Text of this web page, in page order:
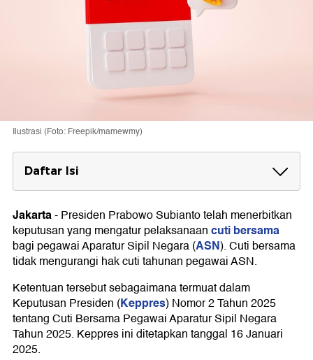
Ilustrasi (Foto: Freepik/mamewmy)
Daftar Isi
Isi Keppres Nomor 2 Tahun 2025
Link Unduh dan Lampiran Keppres
Jakarta-Presiden Prabowo Subianto telah menerbitkan
keputusan yang mengatur pelaksanaancuti bersama
bagi pegawai Aparatur Sipil Negara (ASN). Cuti bersama
tidak mengurangi hak cuti tahunan pegawai ASN.
Ketentuan tersebut sebagaimana termuat dalam
Keputusan Presiden (Keppres) Nomor 2 Tahun 2025
tentang Cuti Bersama Pegawai Aparatur Sipil Negara
Tahun 2025. Keppres ini ditetapkan tanggal 16 Januari
2025.